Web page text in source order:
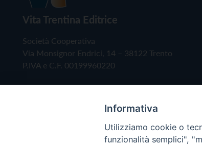
Vita Trentina Editrice
Società Cooperativa
Via Monsignor Endrici, 14 – 38122 Trento
P.IVA e C.F. 00199960220
Informativa
Utilizziamo cookie o
funzionalità semplici",